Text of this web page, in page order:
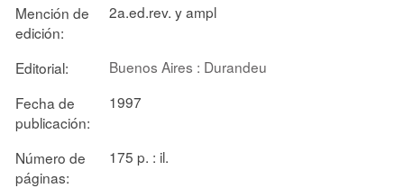
Mención de
edición:
2a.ed.rev. y ampl
Editorial:
Buenos Aires : Durandeu
Fecha de
publicación:
1997
Número de
páginas:
175 p. : il.